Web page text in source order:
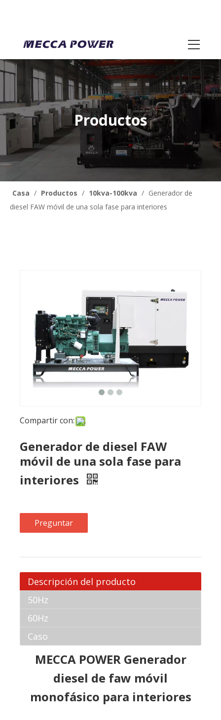
Productos
Casa / Productos / 10kva-100kva /
Generador de
diesel FAW móvil de una sola fase para interiores
Compartir con:
Generador de diesel FAW
móvil de una sola fase para
Preguntar
50Hz
Caso
MECCA POWER Generador
monofásico para interiores
1.Equipado con alternador sin escobillas:
opcional Stamford, Leroy Somer, maratón, MECC
ALTE, ECT.
2.equipado con sistema de control de generador,
sistema ATS, sistema de control remoto, sistema